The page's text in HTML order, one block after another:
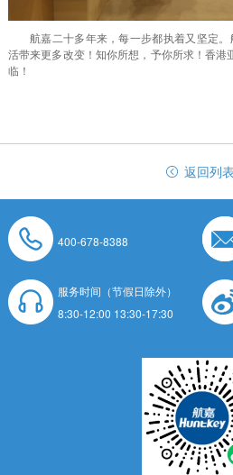
航嘉二十多年来，每一步都执着又坚定
活带来更多改变！知你所想，予你所求！香
临！
返回列表
400-678-8388
服务时间（节假日除外）
8:30-12:00 13:30-17:30